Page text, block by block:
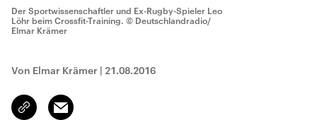
Der Sportwissenschaftler und Ex-Rugby-Spieler Leo
Löhr beim Crossfit-Training. © Deutschlandradio/
Elmar Krämer
Von Elmar Krämer | 21.08.2016
Link
kopieren/teilen
Email